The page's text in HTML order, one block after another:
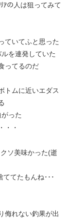
ｱの人は狙ってみて
ていてふと思った
を連発していた
ってるのだ
トムに近いエダス
った
・・
ソ美味かった(逝
てたもんね･･･
侮れない釣果が出